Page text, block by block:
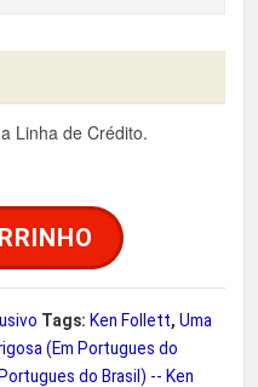
Linha de Crédito.
Tags: Ken Follett, Uma
(Em Portugues do
do Brasil) -- Ken